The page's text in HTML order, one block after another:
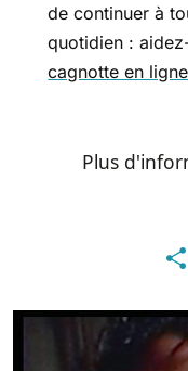
de continuer à
quotidien :
cagnotte en
Plus